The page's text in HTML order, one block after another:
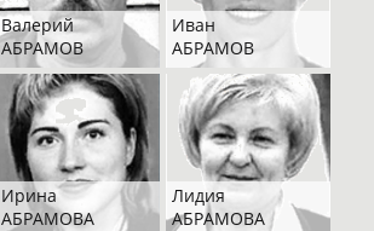
Валерий
АБРАМОВ
Иван
АБРАМОВ
Ирина
АБРАМОВА
Лидия
АБРАМОВА